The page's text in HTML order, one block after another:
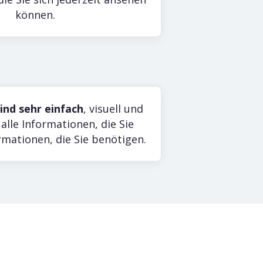
können.
sehr einfach, visuell und
Informationen, die Sie
die Sie benötigen.